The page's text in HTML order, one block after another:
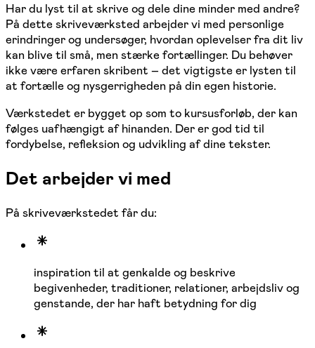
Har du lyst til at skrive og dele dine minder med andre?
På dette skriveværksted arbejder vi med personlige
erindringer og undersøger, hvordan oplevelser fra dit liv
kan blive til små, men stærke fortællinger. Du behøver
ikke være erfaren skribent – det vigtigste er lysten til
at fortælle og nysgerrigheden på din egen historie.
Værkstedet er bygget op som to kursusforløb, der kan
følges uafhængigt af hinanden. Der er god tid til
fordybelse, refleksion og udvikling af dine tekster.
Det arbejder vi med
På skriveværkstedet får du:
inspiration til at genkalde og beskrive
begivenheder, traditioner, relationer, arbejdsliv og
genstande, der har haft betydning for dig